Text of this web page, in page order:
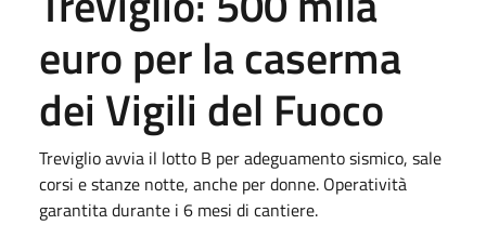
euro per la caserma
dei Vigili del Fuoco
Treviglio avvia il lotto B per adeguamento sismico, sale
corsi e stanze notte, anche per donne. Operatività
garantita durante i 6 mesi di cantiere.